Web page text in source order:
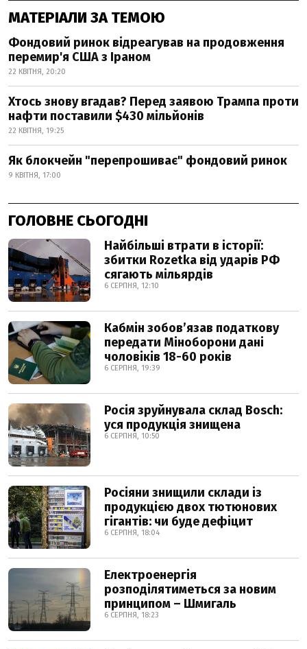
МАТЕРІАЛИ ЗА ТЕМОЮ
Фондовий ринок відреагував на продовження
перемир'я США з Іраном
22 КВІТНЯ, 20:20
Хтось знову вгадав? Перед заявою Трампа проти
нафти поставили $430 мільйонів
22 КВІТНЯ, 19:25
Як блокчейн "перепрошиває" фондовий ринок
9 КВІТНЯ, 17:00
ГОЛОВНЕ СЬОГОДНІ
Найбільші втрати в історії:
збитки Rozetka від ударів РФ
сягають мільярдів
6 СЕРПНЯ, 12:10
Кабмін зобовʼязав податкову
передати Міноборони дані
чоловіків 18-60 років
6 СЕРПНЯ, 19:39
Росія зруйнувала склад Bosch:
уся продукція знищена
6 СЕРПНЯ, 10:50
Росіяни знищили склади із
продукцією двох тютюнових
гігантів: чи буде дефіцит
6 СЕРПНЯ, 18:04
Електроенергія
розподілятиметься за новим
принципом – Шмигаль
6 СЕРПНЯ, 18:23